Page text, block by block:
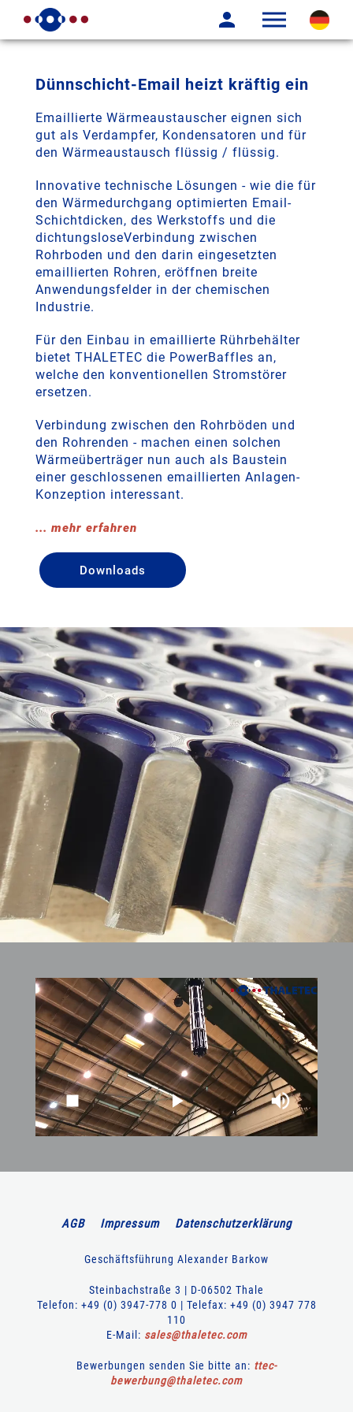
Dünnschicht-Email heizt kräftig ein
Emaillierte Wärmeaustauscher eignen sich
gut als Verdampfer, Kondensatoren und für
den Wärmeaustausch flüssig / flüssig.
Innovative technische Lösungen - wie die für
den Wärmedurchgang optimierten Email-
Schichtdicken, des Werkstoffs und die
dichtungsloseVerbindung zwischen
Rohrboden und den darin eingesetzten
emaillierten Rohren, eröffnen breite
Anwendungsfelder in der chemischen
Industrie.
Für den Einbau in emaillierte Rührbehälter
bietet THALETEC die PowerBaffles an,
welche den konventionellen Stromstörer
ersetzen.
Verbindung zwischen den Rohrböden und
den Rohrenden - machen einen solchen
Wärmeüberträger nun auch als Baustein
einer geschlossenen emaillierten Anlagen-
Konzeption interessant.
... mehr erfahren
Downloads
AGB Impressum Datenschutzerklärung
Geschäftsführung Alexander Barkow
Steinbachstraße 3 | D-06502 Thale
Telefon: +49 (0) 3947-778 0 | Telefax: +49 (0) 3947 778
110
E-Mail: sales@thaletec.com
Bewerbungen senden Sie bitte an: ttec-
bewerbung@thaletec.com